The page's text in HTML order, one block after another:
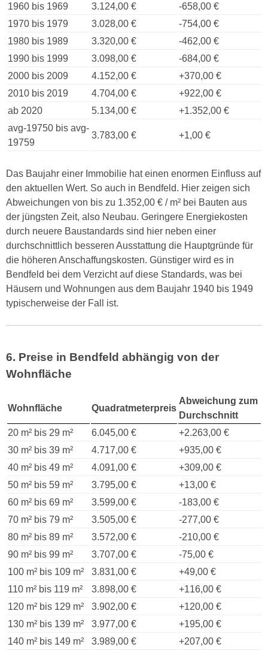
1960 bis 1969
3.124,00 €
-658,00 €
1970 bis 1979
3.028,00 €
-754,00 €
1980 bis 1989
3.320,00 €
-462,00 €
1990 bis 1999
3.098,00 €
-684,00 €
2000 bis 2009
4.152,00 €
+370,00 €
2010 bis 2019
4.704,00 €
+922,00 €
ab 2020
5.134,00 €
+1.352,00 €
avg-19750 bis avg-
19759
3.783,00 € +1,00 €
Das Baujahr einer Immobilie hat einen enormen Einfluss auf
den aktuellen Wert. So auch in Bendfeld. Hier zeigen sich
Abweichungen von bis zu 1.352,00 € / m² bei Bauten aus
der jüngsten Zeit, also Neubau. Geringere Energiekosten
durch neuere Baustandards sind hier neben einer
durchschnittlich besseren Ausstattung die Hauptgründe für
die höheren Anschaffungskosten. Günstiger wird es in
Bendfeld bei dem Verzicht auf diese Standards, was bei
Häusern und Wohnungen aus dem Baujahr 1940 bis 1949
typischerweise der Fall ist.
6. Preise in Bendfeld abhängig von der
Wohnfläche
Wohnfläche Quadratmeterpreis
Abweichung zum
Durchschnitt
20 m² bis 29 m²
6.045,00 €
+2.263,00 €
30 m² bis 39 m²
4.717,00 €
+935,00 €
40 m² bis 49 m²
4.091,00 €
+309,00 €
50 m² bis 59 m²
3.795,00 €
+13,00 €
60 m² bis 69 m²
3.599,00 €
-183,00 €
70 m² bis 79 m²
3.505,00 €
-277,00 €
80 m² bis 89 m²
3.572,00 €
-210,00 €
90 m² bis 99 m²
3.707,00 €
-75,00 €
100 m² bis 109 m²
3.831,00 €
+49,00 €
110 m² bis 119 m²
3.898,00 €
+116,00 €
120 m² bis 129 m²
3.902,00 €
+120,00 €
130 m² bis 139 m²
3.977,00 €
+195,00 €
140 m² bis 149 m²
3.989,00 € +207,00 €